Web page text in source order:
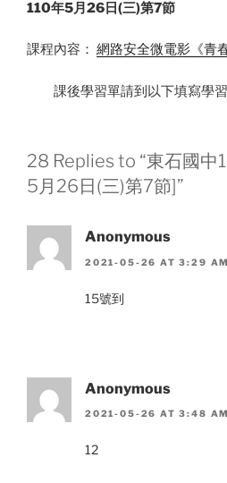
110年5月26日(三)第7節
課程內容： 網路安全微電影《青
課後學習單請到以下填寫學習
28 Replies to “東石國中
5月26日(三)第7節]”
Anonymous
2021-05-26 AT 3:29 AM
15號到
Anonymous
2021-05-26 AT 3:48 AM
12